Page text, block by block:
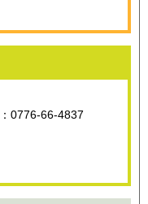
0776-66-4837